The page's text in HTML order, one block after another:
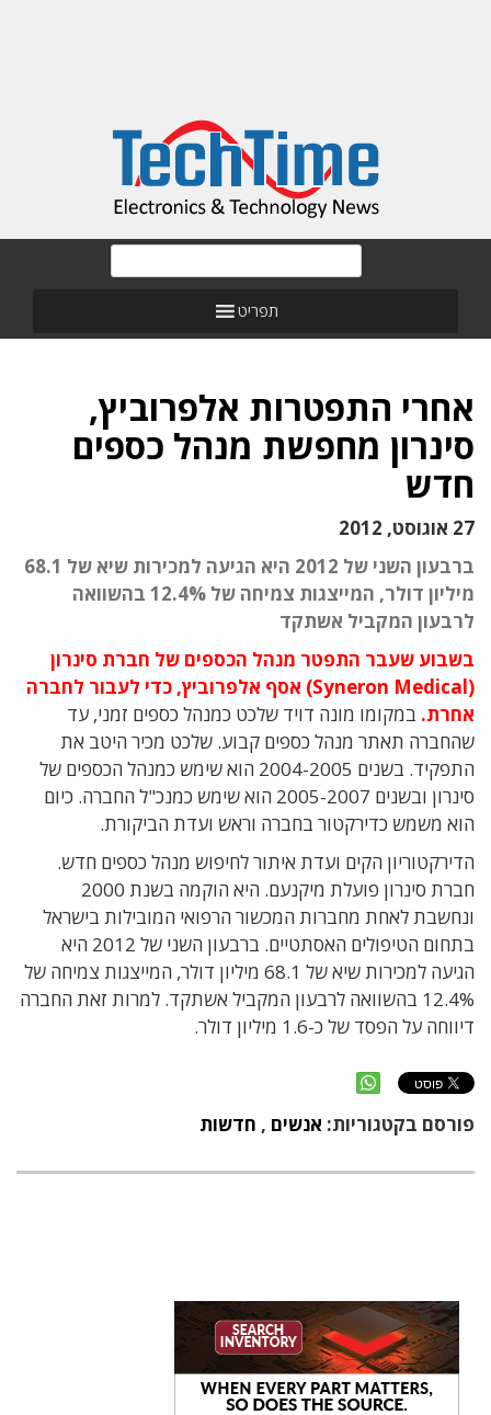
תפריט
אחרי התפטרות אלפרוביץ,
סינרון מחפשת מנהל כספים
חדש
27 אוגוסט, 2012
ברבעון השני של 2012 היא הגיעה למכירות שיא של 68.1
מיליון דולר, המייצגות צמיחה של 12.4% בהשוואה
לרבעון המקביל אשתקד
בשבוע שעבר התפטר מנהל הכספים של חברת סינרון
(Syneron Medical) אסף אלפרוביץ, כדי לעבור לחברה
אחרת. במקומו מונה דויד שלכט כמנהל כספים זמני, עד
שהחברה תאתר מנהל כספים קבוע. שלכט מכיר היטב את
התפקיד. בשנים 2004-2005 הוא שימש כמנהל הכספים של
סינרון ובשנים 2005-2007 הוא שימש כמנכ"ל החברה. כיום
הוא משמש כדירקטור בחברה וראש ועדת הביקורת.
הדירקטוריון הקים ועדת איתור לחיפוש מנהל כספים חדש.
חברת סינרון פועלת מיקנעם. היא הוקמה בשנת 2000
ונחשבת לאחת מחברות המכשור הרפואי המובילות בישראל
בתחום הטיפולים האסתטיים. ברבעון השני של 2012 היא
הגיעה למכירות שיא של 68.1 מיליון דולר, המייצגות צמיחה של
12.4% בהשוואה לרבעון המקביל אשתקד. למרות זאת החברה
דיווחה על הפסד של כ-1.6 מיליון דולר.
פורסם בקטגוריות: אנשים , חדשות